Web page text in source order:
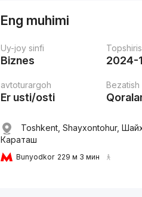
Eng muhimi
Uy-joy sinfi
Biznes 2024-
avtoturargoh
Er usti/osti
Bezatish
Toshkent, Shayxontohur,
Караташ
Bunyodkor 229 м 3 мин